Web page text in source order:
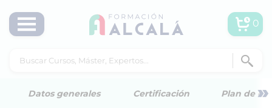
0
Datos generales Certificación Plan de »